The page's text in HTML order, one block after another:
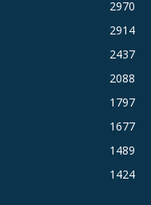
2970
2914
2437
2088
1797
1677
1489
1424